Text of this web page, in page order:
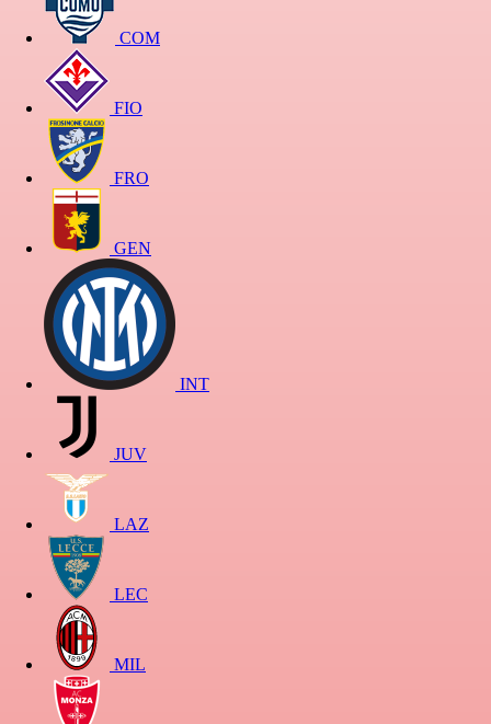
COM
FIO
FRO
GEN
INT
JUV
LAZ
LEC
MIL